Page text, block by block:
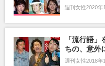
週刊女性2020年
「流行語
ちの、意外
週刊女性2018年